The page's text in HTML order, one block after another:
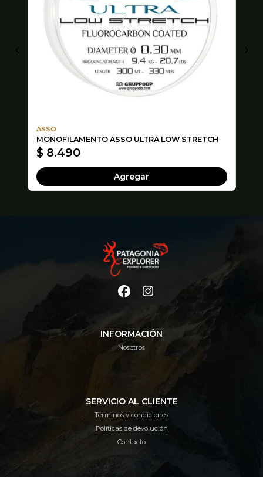
ASSO
MONOFILAMENTO ASSO ULTRA LOW STRETCH
$ 8.490
Agregar
INFORMACIÓN
Nosotros
SERVICIO AL CLIENTE
Términos y condiciones
Políticas de devolución
Contacto